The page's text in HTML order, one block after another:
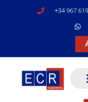
+34 967